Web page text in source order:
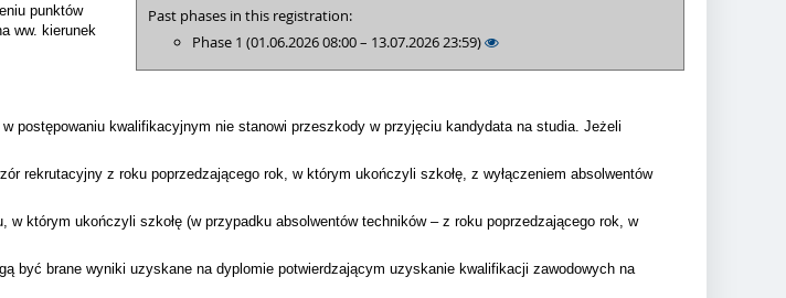
Past phases in this registration:
Phase 1 (01.06.2026 08:00 – 13.07.2026 23:59)
punktów
ww. kierunek
postępowaniu kwalifikacyjnym nie stanowi przeszkody w przyjęciu kandydata na studia. Jeżeli
rekrutacyjny z roku poprzedzającego rok, w którym ukończyli szkołę, z wyłączeniem absolwentów
którym ukończyli szkołę (w przypadku absolwentów techników – z roku poprzedzającego rok, w
być brane wyniki uzyskane na dyplomie potwierdzającym uzyskanie kwalifikacji zawodowych na